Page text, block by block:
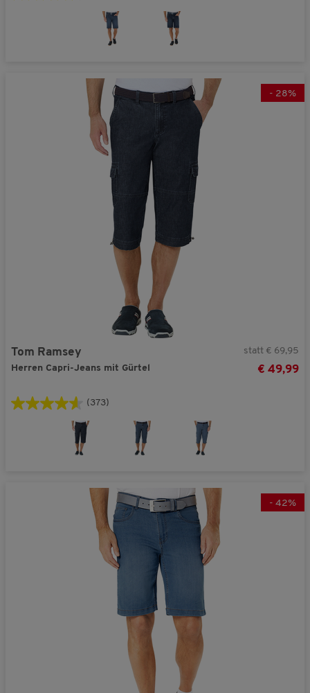
- 28%
Tom Ramsey
Herren Capri-Jeans mit Gürtel
statt € 69,95
€ 49,99
(373)
- 42%